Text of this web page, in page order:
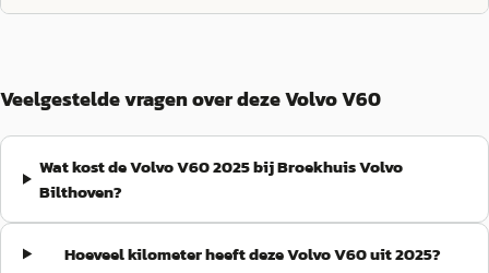
Veelgestelde vragen over deze Volvo V60
Wat kost de Volvo V60 2025 bij Broekhuis Volvo
Bilthoven?
Hoeveel kilometer heeft deze Volvo V60 uit 2025?